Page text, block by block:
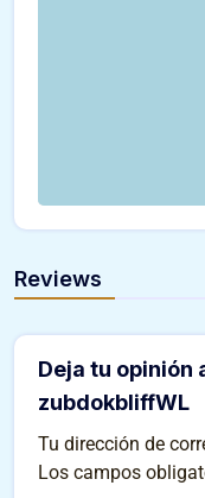
Reviews
Deja tu opinión
zubdokbliffWL
Tu dirección de
Los campos